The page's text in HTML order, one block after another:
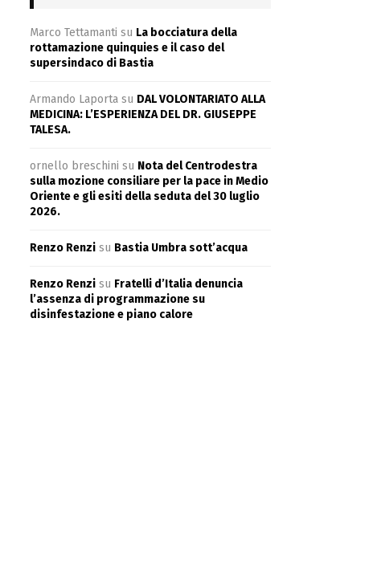
Marco Tettamanti su La bocciatura della
rottamazione quinquies e il caso del
supersindaco di Bastia
Armando Laporta su DAL VOLONTARIATO ALLA
MEDICINA: L’ESPERIENZA DEL DR. GIUSEPPE
TALESA.
ornello breschini su Nota del Centrodestra
sulla mozione consiliare per la pace in Medio
Oriente e gli esiti della seduta del 30 luglio
2026.
Renzo Renzi su Bastia Umbra sott’acqua
Renzo Renzi su Fratelli d’Italia denuncia
l’assenza di programmazione su
disinfestazione e piano calore